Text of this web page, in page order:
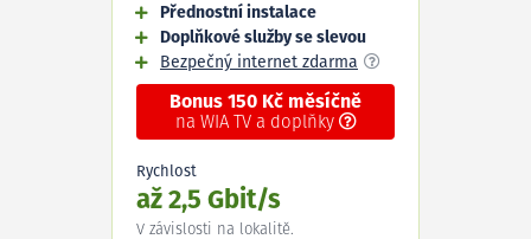
Přednostní instalace
Doplňkové služby se slevou
Bezpečný internet zdarma
Bonus 150 Kč měsíčně
na WIA TV a doplňky
Rychlost
až 2,5 Gbit/s
V závislosti na lokalitě.